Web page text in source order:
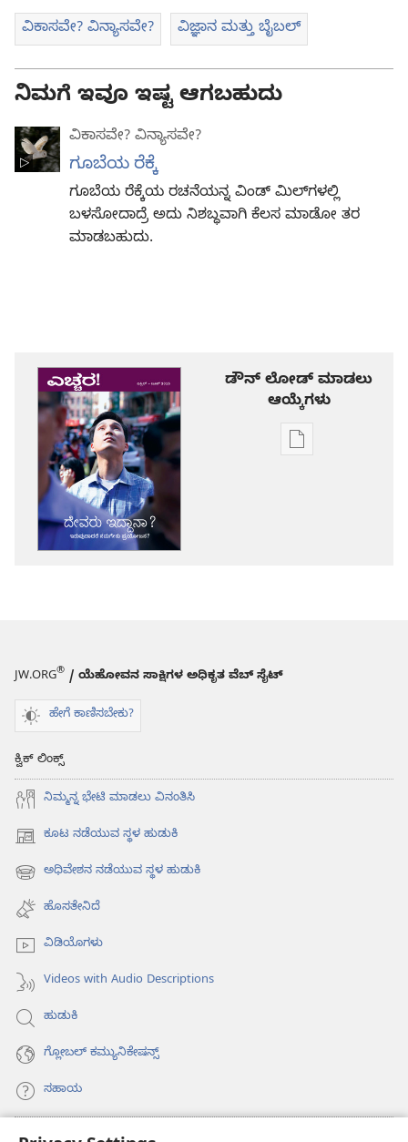
ವಿಕಾಸವೇ? ವಿನ್ಯಾಸವೇ? ವಿಜ್ಞಾನ ಮತ್ತು ಬೈಬಲ್‌
ನಿಮಗೆ ಇವೂ ಇಷ್ಟ ಆಗಬಹುದು
ವಿಕಾಸವೇ? ವಿನ್ಯಾಸವೇ?
ಗೂಬೆಯ ರೆಕ್ಕೆ
ಗೂಬೆಯ ರೆಕ್ಕೆಯ ರಚನೆಯನ್ನ ವಿಂಡ್‌ ಮಿಲ್‌ಗಳಲ್ಲಿ
ಬಳಸೋದಾದ್ರೆ ಅದು ನಿಶಬ್ಧವಾಗಿ ಕೆಲಸ ಮಾಡೋ ತರ
ಮಾಡಬಹುದು.
ಡೌನ್ ಲೋಡ್ ಮಾಡಲು
ಆಯ್ಕೆಗಳು
ಪ್ರಕಾಶನ
JW.ORG® / ಯೆಹೋವನ ಸಾಕ್ಷಿಗಳ ಅಧಿಕೃತ ವೆಬ್ ಸೈಟ್
ಹೇಗೆ ಕಾಣಿಸಬೇಕು?
ಕ್ವಿಕ್ ಲಿಂಕ್ಸ್
ನಿಮ್ಮನ್ನ ಭೇಟಿ ಮಾಡಲು ವಿನಂತಿಸಿ
ಕೂಟ ನಡೆಯುವ ಸ್ಥಳ ಹುಡುಕಿ
(opens
new
window)
ಅಧಿವೇಶನ ನಡೆಯುವ ಸ್ಥಳ ಹುಡುಕಿ
(opens
new
window)
ಹೊಸತೇನಿದೆ
ವಿಡಿಯೊಗಳು
Videos with Audio Descriptions
ಹುಡುಕಿ
ಗ್ಲೋಬಲ್‌ ಕಮ್ಯುನಿಕೇಷನ್ಸ್‌
ಸಹಾಯ